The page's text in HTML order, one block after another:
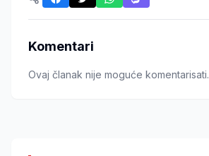
Komentari
Ovaj članak nije moguće komentarisati.